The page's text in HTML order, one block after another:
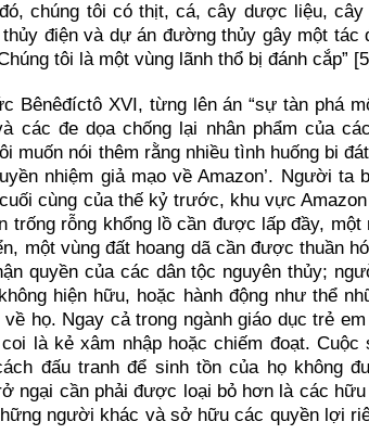
chúng tôi có thịt, cá, cây dược liệu,
điện và dự án đường thủy gây một tác
tôi là một vùng lãnh thổ bị đánh cắp”
Bênêđíctô XVI, từng lên án “sự tàn phá
các đe dọa chống lại nhân phẩm của
muốn nói thêm rằng nhiều tình huống bi
nhiệm giả mạo về Amazon’. Người ta
cùng của thế kỷ trước, khu vực
trống rỗng khổng lồ cần được lấp đầy, một
một vùng đất hoang dã cần được thuần
quyền của các dân tộc nguyên thủy;
hiện hữu, hoặc hành động như thể
họ. Ngay cả trong ngành giáo dục trẻ
là kẻ xâm nhập hoặc chiếm đoạt. Cuộc
đấu tranh để sinh tồn của họ không
ngại cần phải được loại bỏ hơn là các hữu
người khác và sở hữu các quyền lợi